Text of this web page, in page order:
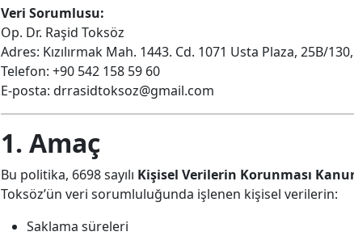
Veri Sorumlusu:
Op. Dr. Raşid Toksöz
Adres: Kızılırmak Mah. 1443. Cd. 1071 Usta Plaza, 25B/
Telefon: +90 542 158 59 60
E-posta: drrasidtoksoz@gmail.com
1. Amaç
Bu politika, 6698 sayılı Kişisel Verilerin Korunması
Toksöz’ün veri sorumluluğunda işlenen kişisel verilerin:
Saklama süreleri